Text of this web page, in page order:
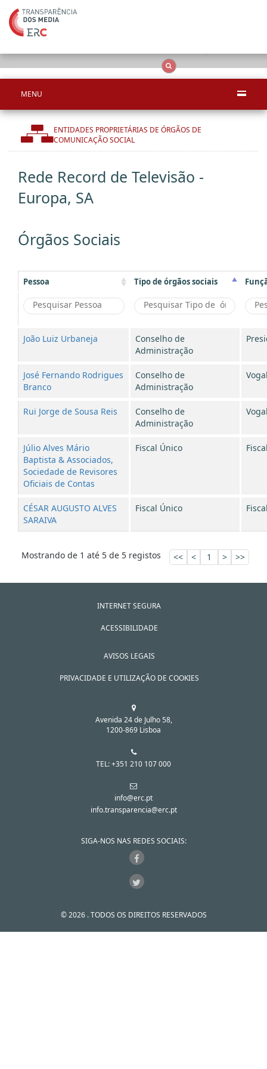
MENU
ENTIDADES PROPRIETÁRIAS DE ÓRGÃOS DE
COMUNICAÇÃO SOCIAL
Rede Record de Televisão -
Europa, SA
Órgãos Sociais
Pessoa Tipo de órgãos sociais
João Luiz Urbaneja
Conselho de
Administração
José Fernando Rodrigues
Branco
Conselho de
Administração
Rui Jorge de Sousa Reis
Conselho de
Administração
Júlio Alves Mário
Baptista & Associados,
Sociedade de Revisores
Oficiais de Contas
Fiscal Único
CÉSAR AUGUSTO ALVES
SARAIVA
Fiscal Único
Mostrando de 1 até 5 de 5 registos << < 1 > >>
INTERNET SEGURA
ACESSIBILIDADE
AVISOS LEGAIS
PRIVACIDADE E UTILIZAÇÃO DE COOKIES
Avenida 24 de Julho 58,
1200-869 Lisboa
TEL: +351 210 107 000
info@erc.pt
info.transparencia@erc.pt
SIGA-NOS NAS REDES SOCIAIS:
© 2026 . TODOS OS DIREITOS RESERVADOS